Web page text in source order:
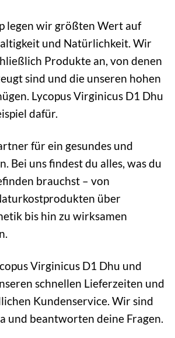
legen wir größten Wert auf
und Natürlichkeit. Wir
Produkte an, von denen
sind und die unseren hohen
Lycopus Virginicus D1 Dhu
dafür.
für ein gesundes und
Bei uns findest du alles, was du
brauchst – von
über
bis hin zu wirksamen
Virginicus D1 Dhu und
schnellen Lieferzeiten und
Kundenservice. Wir sind
und beantworten deine Fragen.